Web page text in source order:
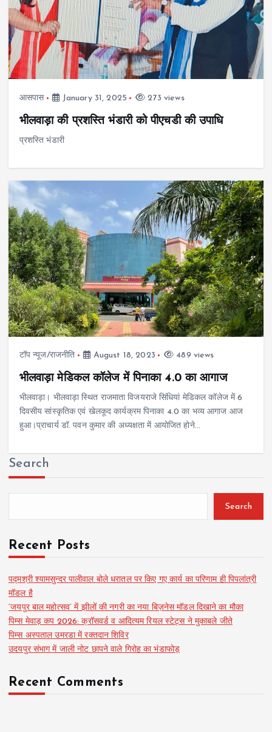
आसपास January 31, 2025 273 views
भीलवाड़ा की प्रशस्ति भंडारी को पीएचडी की उपाधि
प्रशस्ति भंडारी
टॉप न्यूज/राजनीति August 18, 2023 489 views
भीलवाड़ा मेडिकल कॉलेज में पिनाका 4.0 का आगाज
भीलवाड़ा। भीलवाड़ा स्थित राजमाता विजयराजे सिंधियां मेडिकल कॉलेज में 6
दिवसीय सांस्कृतिक एवं खेलकूद कार्यक्रम पिनाका 4.0 का भव्य आगाज आज
हुआ।प्राचार्य डॉ. पवन कुमार की अध्यक्षता में आयोजित होने…
Search
Search
Recent Posts
पद्मश्री श्यामसुन्दर पालीवाल बोले धरातल पर किए गए कार्य का परिणाम ही पिपलांत्री
मॉडल है
‘जयपुर बाल महोत्सव’ में झीलों की नगरी का नया बिज़नेस मॉडल दिखाने का मौका
पिम्स मेवाड़ कप 2026: क्रॉसवर्ड व आदित्यम रियल स्टेट्स ने मुकाबले जीते
पिम्स अस्पताल उमरडा में रक्तदान शिविर
उदयपुर संभाग में जाली नोट छापने वाले गिरोह का भंडाफोड़
Recent Comments